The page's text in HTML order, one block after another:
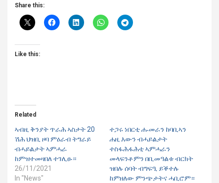
Share this:
Like this:
Related
ኣብዚ ቅንያት ጥራሕ ኣስታት 20
ሽሕ ህዝቢ ዞባ ምዕራብ ትግራይ
ብሓይልታት ኣምሓራ
ከምዝተመዛበለ ተገሊፁ።
26/11/2021
In "News"
ተጋሩ ነበርቲ ሑመራን ከባቢኣን
ሐዚ እውን ብሓይልታት
ተስፋሕፋሕቲ ኣምሓራን
መላፍንቶምን በቢመዓልቱ ብርክት
ዝበሉ ሰባት ብግፍዒ ይቕተሉ
ከምዘለው ምንጭታትና ሓቢሮም።